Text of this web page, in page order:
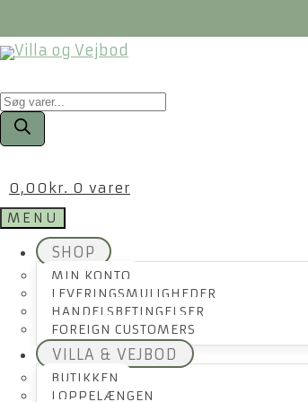
Products
search
0,00 kr. 0 varer
MENU
SHOP
MIN KONTO
LEVERINGSMULIGHEDER
HANDELSBETINGELSER
FOREIGN CUSTOMERS
VILLA & VEJBOD
BUTIKKEN
LOPPELÆNGEN